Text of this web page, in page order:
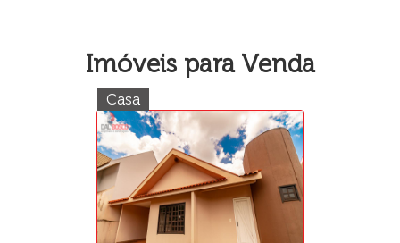
Imóveis para Venda
Casa